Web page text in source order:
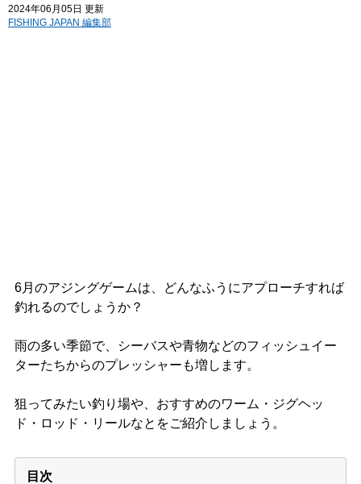
2024年06月05日 更新
FISHING JAPAN 編集部
6月のアジングゲームは、どんなふうにアプローチすれば
釣れるのでしょうか？
雨の多い季節で、シーバスや青物などのフィッシュイー
ターたちからのプレッシャーも増します。
狙ってみたい釣り場や、おすすめのワーム・ジグヘッ
ド・ロッド・リールなとをご紹介しましょう。
目次